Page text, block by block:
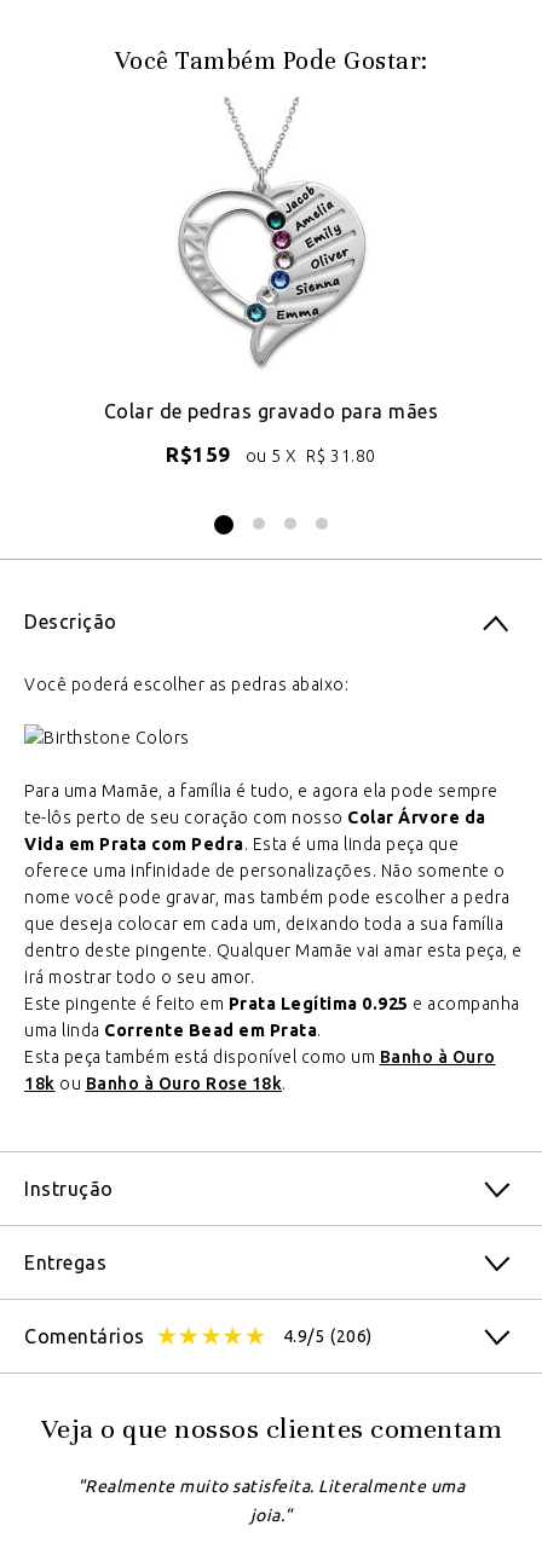
Você Também Pode Gostar:
Colar de pedras gravado para mães
R$159 ou 5 X R$ 31.80
Descrição
Você poderá escolher as pedras abaixo:
Para uma Mamãe, a família é tudo, e agora ela pode sempre
te-lôs perto de seu coração com nosso Colar Árvore da
Vida em Prata com Pedra. Esta é uma linda peça que
oferece uma infinidade de personalizações. Não somente o
nome você pode gravar, mas também pode escolher a pedra
que deseja colocar em cada um, deixando toda a sua família
dentro deste pingente. Qualquer Mamãe vai amar esta peça, e
irá mostrar todo o seu amor.
Este pingente é feito em Prata Legítima 0.925 e acompanha
uma linda Corrente Bead em Prata.
Esta peça também está disponível como um Banho à Ouro
18k ou Banho à Ouro Rose 18k.
Instrução
Entregas
Comentários 4.9/5 (206)
Veja o que nossos clientes comentam
"Realmente muito satisfeita. Literalmente uma
joia."